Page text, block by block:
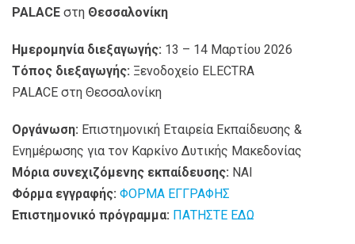
PALACE στη Θεσσαλονίκη
Ημερομηνία διεξαγωγής: 13 – 14 Μαρτίου 2026
Τόπος διεξαγωγής: Ξενοδοχείο ELECTRA
PALACE στη Θεσσαλονίκη
Οργάνωση: Επιστημονική Εταιρεία Εκπαίδευσης &
Ενημέρωσης για τον Καρκίνο Δυτικής Μακεδονίας
Μόρια συνεχιζόμενης εκπαίδευσης: ΝΑΙ
Φόρμα εγγραφής: ΦΟΡΜΑ ΕΓΓΡΑΦΗΣ
Επιστημονικό πρόγραμμα: ΠΑΤΗΣΤΕ ΕΔΩ